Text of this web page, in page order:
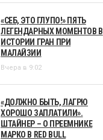
«СЕБ, ЭТО ГЛУПО!» ПЯТЬ
ЛЕГЕНДАРНЫХ МОМЕНТОВ В
ИСТОРИИ ГРАН ПРИ
МАЛАЙЗИИ
Вчера в 9:02
«ДОЛЖНО БЫТЬ, ЛАГРЮ
ХОРОШО ЗАПЛАТИЛИ».
ШТАЙНЕР – О ПРЕЕМНИКЕ
МАРКО В RED BULL